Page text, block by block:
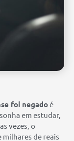
foi negadoé
em estudar,
vezes, o
milhares de reais